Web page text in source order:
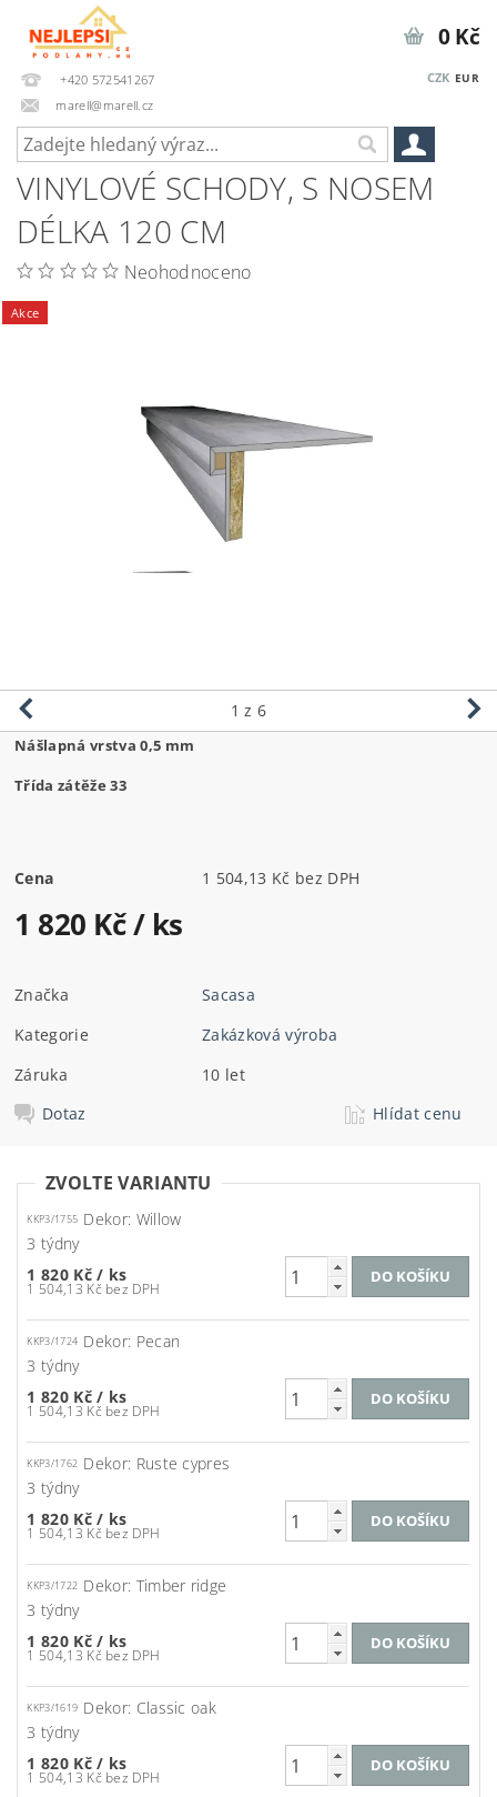
+420 572541267
marell@marell.cz
CZK EUR
0 Kč
VINYLOVÉ SCHODY, S NOSEM
DÉLKA 120 CM
Neohodnoceno
Akce
1 z 6
Nášlapná vrstva 0,5 mm
Třída zátěže 33
Cena 1 504,13 Kč bez DPH
1 820 Kč/ ks
Značka
Sacasa
Kategorie
Zakázková výroba
Záruka
10 let
Dotaz
Hlídat cenu
ZVOLTE VARIANTU
KKP3/1755 Dekor: Willow
3 týdny
1 820 Kč/ ks
1 504,13 Kč bez DPH
KKP3/1724 Dekor: Pecan
3 týdny
1 820 Kč/ ks
1 504,13 Kč bez DPH
KKP3/1762 Dekor: Ruste cypres
3 týdny
1 820 Kč/ ks
1 504,13 Kč bez DPH
KKP3/1722 Dekor: Timber ridge
3 týdny
1 820 Kč/ ks
1 504,13 Kč bez DPH
KKP3/1619 Dekor: Classic oak
3 týdny
1 820 Kč/ ks
1 504,13 Kč bez DPH